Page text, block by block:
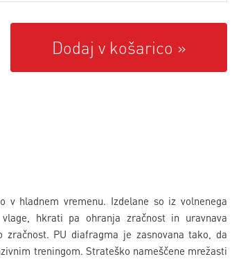
Dodaj v košarico
v hladnem vremenu. Izdelane so iz volnenega
hkrati pa ohranja zračnost in uravnava
PU diafragma je zasnovana tako, da
treningom. Strateško nameščene mrežasti